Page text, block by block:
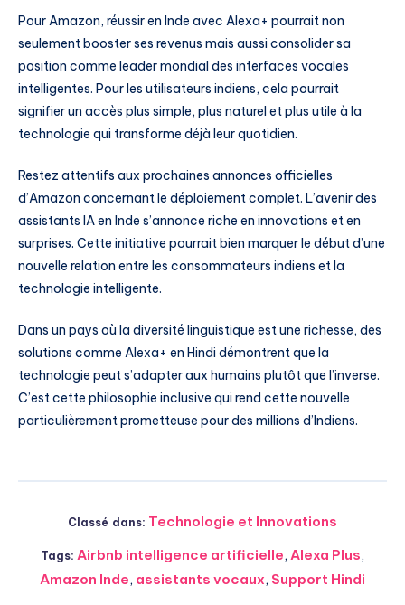
Pour Amazon, réussir en Inde avec Alexa+ pourrait non
seulement booster ses revenus mais aussi consolider sa
position comme leader mondial des interfaces vocales
intelligentes. Pour les utilisateurs indiens, cela pourrait
signifier un accès plus simple, plus naturel et plus utile à la
technologie qui transforme déjà leur quotidien.
Restez attentifs aux prochaines annonces officielles
d’Amazon concernant le déploiement complet. L’avenir des
assistants IA en Inde s’annonce riche en innovations et en
surprises. Cette initiative pourrait bien marquer le début d’une
nouvelle relation entre les consommateurs indiens et la
technologie intelligente.
Dans un pays où la diversité linguistique est une richesse, des
solutions comme Alexa+ en Hindi démontrent que la
technologie peut s’adapter aux humains plutôt que l’inverse.
C’est cette philosophie inclusive qui rend cette nouvelle
particulièrement prometteuse pour des millions d’Indiens.
Classé dans: Technologie et Innovations
Tags: Airbnb intelligence artificielle, Alexa Plus,
Amazon Inde, assistants vocaux, Support Hindi